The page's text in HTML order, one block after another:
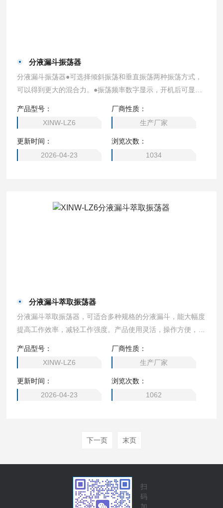
分液漏斗振荡器
分液漏斗振荡器●可选择倾斜振荡和垂直振荡两种振荡方式，
可以得到更大的混合力。●振荡频率数字显示，开机后可显示
荡频率为无级变速，倾斜时振荡频率可达20~250次/min，垂
直时振荡频率可达20~300次/min。●启动缓冲和停机缓冲技
能，启动及停止缓慢进行，减少对分液漏斗的冲击。
产品型号：
XINW-LZ6
厂商性质：
生产厂家
更新时间：
2026-04-23
浏览次数：
1034
分液漏斗萃取振荡器
分液漏斗萃取振荡器，可适合多种规格的分液漏斗，能大幅度
提高工作效率，减轻工作强度。产品使用灵活，操作方便，满
式，可以得到更大的混合力。●振荡频率数字显示，开机后可
显示上次关机前的振荡次数。可以切换定时振荡和连续振荡。
●振荡频率为无级变速，倾斜时振荡频率可达20~250次/min，
垂直时振荡频率可达20
产品型号：
XINW-LZ6
厂商性质：
生产厂家
更新时间：
2026-04-23
浏览次数：
1062
下一页 末页
扫
码